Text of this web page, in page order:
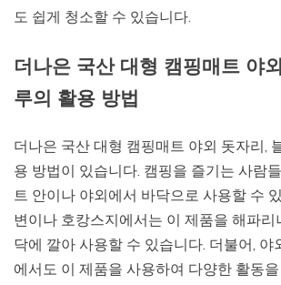
도 쉽게 청소할 수 있습니다.
더나은 국산 대형 캠핑매트 야
루의 활용 방법
더나은 국산 대형 캠핑매트 야외 돗자리,
용 방법이 있습니다. 캠핑을 즐기는 사람
트 안이나 야외에서 바닥으로 사용할 수
변이나 호캉스지에서는 이 제품을 해파
닥에 깔아 사용할 수 있습니다. 더불어, 야
에서도 이 제품을 사용하여 다양한 활동